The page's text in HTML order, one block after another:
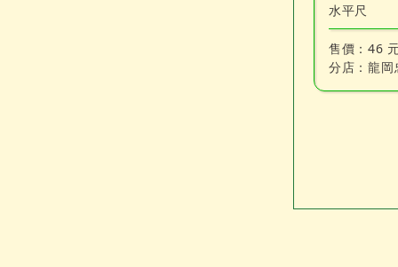
水平尺
售價：46
分店：龍岡